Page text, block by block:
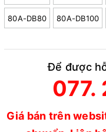
80A-DB80 80A-DB100
Để được
077.
Giá bán trên